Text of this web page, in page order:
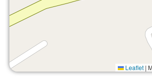
Leaflet |